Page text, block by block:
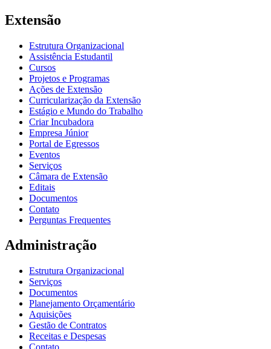
Extensão
Estrutura Organizacional
Assistência Estudantil
Cursos
Projetos e Programas
Ações de Extensão
Curricularização da Extensão
Estágio e Mundo do Trabalho
Criar Incubadora
Empresa Júnior
Portal de Egressos
Eventos
Serviços
Câmara de Extensão
Editais
Documentos
Contato
Perguntas Frequentes
Administração
Estrutura Organizacional
Serviços
Documentos
Planejamento Orçamentário
Aquisições
Gestão de Contratos
Receitas e Despesas